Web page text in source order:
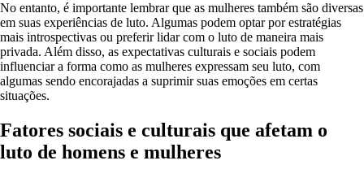
No entanto, é importante lembrar que as mulheres também são diversas
em suas experiências de luto. Algumas podem optar por estratégias
mais introspectivas ou preferir lidar com o luto de maneira mais
privada. Além disso, as expectativas culturais e sociais podem
influenciar a forma como as mulheres expressam seu luto, com
algumas sendo encorajadas a suprimir suas emoções em certas
situações.
Fatores sociais e culturais que afetam o
luto de homens e mulheres